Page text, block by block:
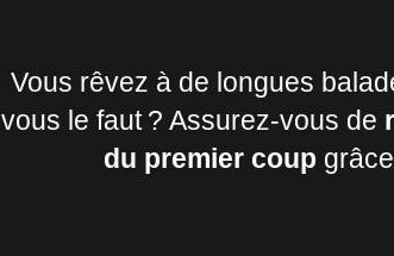
Vous rêvez à de longues
vous le faut ? Assurez-vous de
du premier coup